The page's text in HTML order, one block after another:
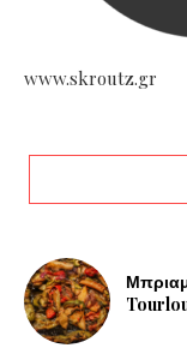
www.skroutz.gr